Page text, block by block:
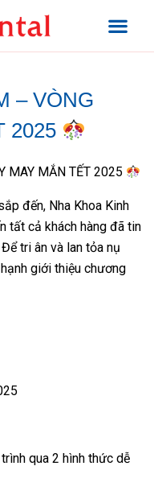
– VÒNG
2025
MAY MẮN TẾT 2025
đến, Nha Khoa Kinh
tất cả khách hàng đã tin
tri ân và lan tỏa nụ
giới thiệu chương
qua 2 hình thức dễ